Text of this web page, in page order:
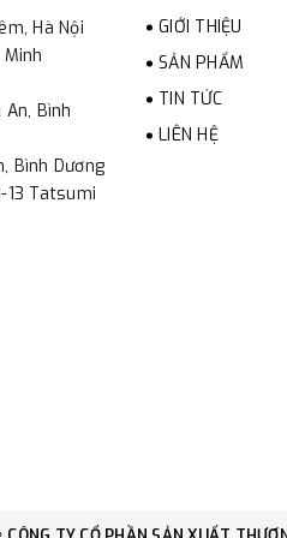
Hà Nội
Bình
Bình Dương
13 Tatsumi
GIỚI THIỆU
SẢN PHẨM
TIN TỨC
LIÊN HỆ